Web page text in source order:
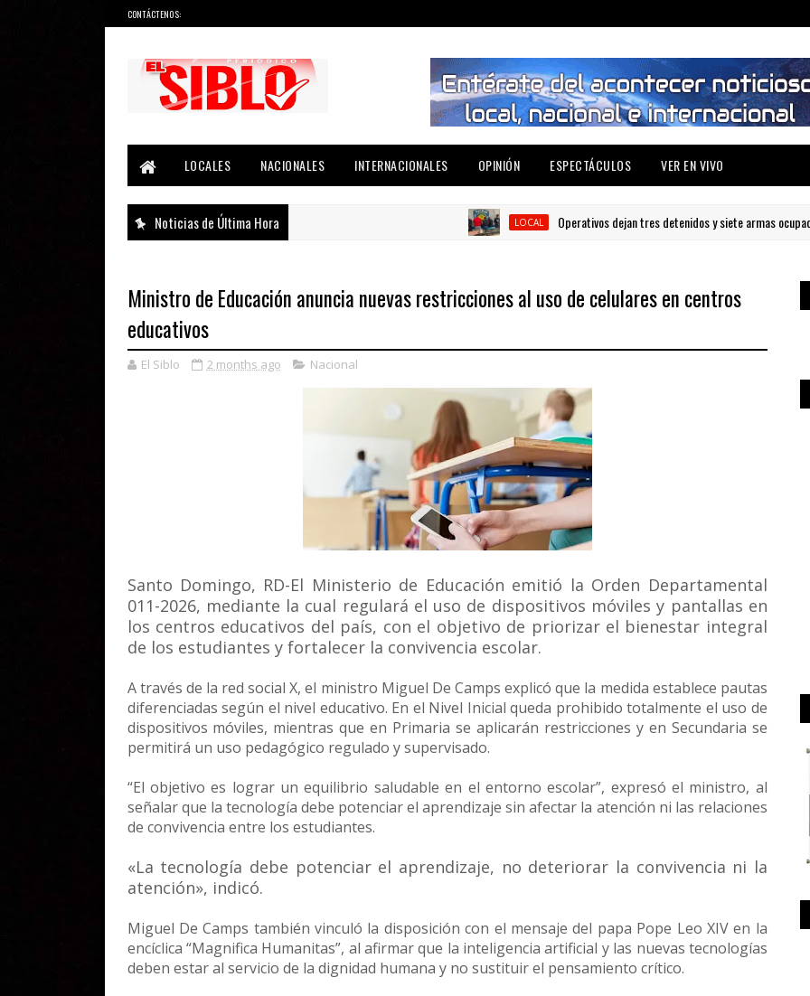
CONTÁCTENOS:
LOCALES
NACIONALES INTERNACIONALES OPINIÓN ESPECTÁCULOS VER EN VIVO
Noticias de Última Hora LOCAL Operativos dejan tres detenidos y siete armas ocupadas
Ministro de Educación anuncia nuevas restricciones al uso de celulares en centros
educativos
El Siblo 2 months ago Nacional
Santo Domingo, RD-El Ministerio de Educación emitió la Orden Departamental
011-2026, mediante la cual regulará el uso de dispositivos móviles y pantallas en
los centros educativos del país, con el objetivo de priorizar el bienestar integral
de los estudiantes y fortalecer la convivencia escolar.
A través de la red social X, el ministro Miguel De Camps explicó que la medida establece pautas
diferenciadas según el nivel educativo. En el Nivel Inicial queda prohibido totalmente el uso de
dispositivos móviles, mientras que en Primaria se aplicarán restricciones y en Secundaria se
permitirá un uso pedagógico regulado y supervisado.
“El objetivo es lograr un equilibrio saludable en el entorno escolar”, expresó el ministro, al
señalar que la tecnología debe potenciar el aprendizaje sin afectar la atención ni las relaciones
de convivencia entre los estudiantes.
«La tecnología debe potenciar el aprendizaje, no deteriorar la convivencia ni la
atención», indicó.
Miguel De Camps también vinculó la disposición con el mensaje del papa Pope Leo XIV en la
encíclica “Magnifica Humanitas”, al afirmar que la inteligencia artificial y las nuevas tecnologías
deben estar al servicio de la dignidad humana y no sustituir el pensamiento crítico.